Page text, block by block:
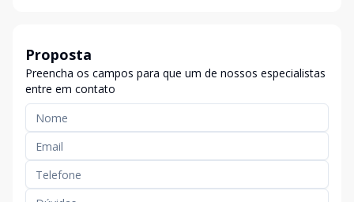
Proposta
Preencha os campos para que um de nossos especialistas
entre em contato